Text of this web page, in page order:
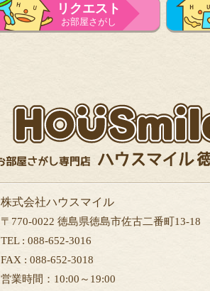
リクエスト
お部屋さがし
株式会社ハウスマイル
〒770-0022 徳島県徳島市佐古二番町13-18
TEL : 088-652-3016
FAX : 088-652-3018
営業時間：10:00～19:00